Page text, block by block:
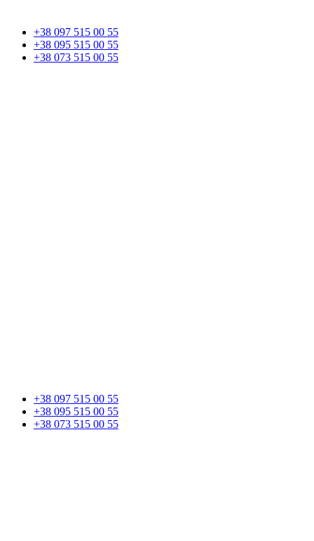
+38 097 515 00 55
+38 095 515 00 55
+38 073 515 00 55
+38 097 515 00 55
+38 095 515 00 55
+38 073 515 00 55